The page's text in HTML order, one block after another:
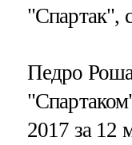
"Спартак",
Педро
2017 за 12